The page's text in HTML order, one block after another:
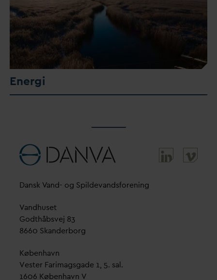
Energi
Dansk Vand- og Spildevandsforening
Vandhuset
Godthåbsvej 83
8660 Skanderborg
København
Vester Farimagsgade 1, 5. sal.
1606 København V